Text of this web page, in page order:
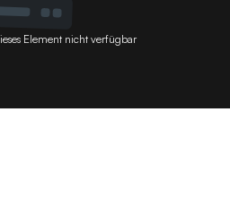
Element nicht verfügbar